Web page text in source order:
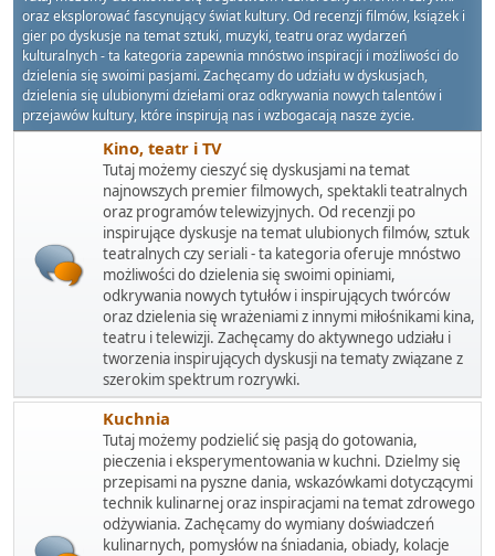
oraz eksplorować fascynujący świat kultury. Od recenzji filmów, książek i
gier po dyskusje na temat sztuki, muzyki, teatru oraz wydarzeń
kulturalnych - ta kategoria zapewnia mnóstwo inspiracji i możliwości do
dzielenia się swoimi pasjami. Zachęcamy do udziału w dyskusjach,
dzielenia się ulubionymi dziełami oraz odkrywania nowych talentów i
przejawów kultury, które inspirują nas i wzbogacają nasze życie.
Kino, teatr i TV
Tutaj możemy cieszyć się dyskusjami na temat
najnowszych premier filmowych, spektakli teatralnych
oraz programów telewizyjnych. Od recenzji po
inspirujące dyskusje na temat ulubionych filmów, sztuk
teatralnych czy seriali - ta kategoria oferuje mnóstwo
możliwości do dzielenia się swoimi opiniami,
odkrywania nowych tytułów i inspirujących twórców
oraz dzielenia się wrażeniami z innymi miłośnikami kina,
teatru i telewizji. Zachęcamy do aktywnego udziału i
tworzenia inspirujących dyskusji na tematy związane z
szerokim spektrum rozrywki.
Kuchnia
Tutaj możemy podzielić się pasją do gotowania,
pieczenia i eksperymentowania w kuchni. Dzielmy się
przepisami na pyszne dania, wskazówkami dotyczącymi
technik kulinarnej oraz inspiracjami na temat zdrowego
odżywiania. Zachęcamy do wymiany doświadczeń
kulinarnych, pomysłów na śniadania, obiady, kolacje